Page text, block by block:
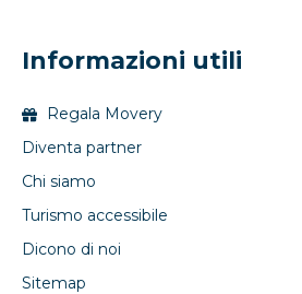
Informazioni utili
Regala Movery
Diventa partner
Chi siamo
Turismo accessibile
Dicono di noi
Sitemap